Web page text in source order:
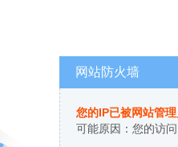
网站防火墙
您的IP已被网站管
可能原因：您的访